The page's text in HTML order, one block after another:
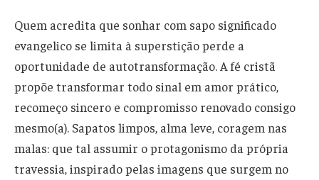
Quem acredita que sonhar com sapo significado
evangelico se limita à superstição perde a
oportunidade de autotransformação. A fé cristã
propõe transformar todo sinal em amor prático,
recomeço sincero e compromisso renovado consigo
mesmo(a). Sapatos limpos, alma leve, coragem nas
malas: que tal assumir o protagonismo da própria
travessia, inspirado pelas imagens que surgem no